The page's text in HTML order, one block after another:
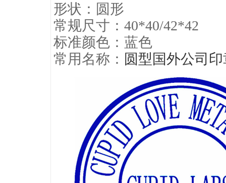
形状：圆形
常规尺寸：40*40/42*42
标准颜色：蓝色
常用名称： 圆型国外公司